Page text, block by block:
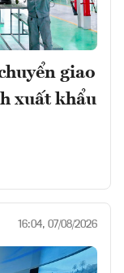
giao
xuất khẩu
16:04, 07/08/2026